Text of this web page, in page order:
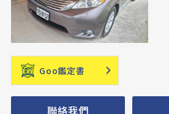
Goo鑑定書
聯絡我們